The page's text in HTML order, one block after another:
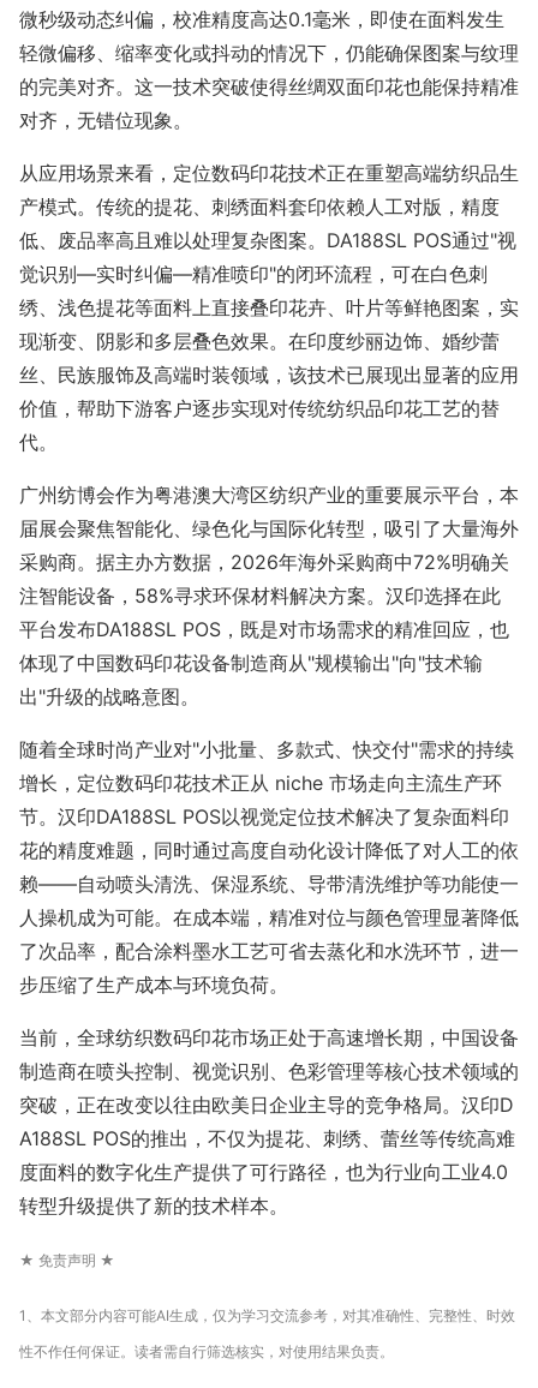
微秒级动态纠偏，校准精度高达0.1毫米，即使在面料发生
轻微偏移、缩率变化或抖动的情况下，仍能确保图案与纹理
的完美对齐。这一技术突破使得丝绸双面印花也能保持精准
对齐，无错位现象。
从应用场景来看，定位数码印花技术正在重塑高端纺织品生
产模式。传统的提花、刺绣面料套印依赖人工对版，精度
低、废品率高且难以处理复杂图案。DA188SL POS通过"视
觉识别—实时纠偏—精准喷印"的闭环流程，可在白色刺
绣、浅色提花等面料上直接叠印花卉、叶片等鲜艳图案，实
现渐变、阴影和多层叠色效果。在印度纱丽边饰、婚纱蕾
丝、民族服饰及高端时装领域，该技术已展现出显著的应用
价值，帮助下游客户逐步实现对传统纺织品印花工艺的替
代。
广州纺博会作为粤港澳大湾区纺织产业的重要展示平台，本
届展会聚焦智能化、绿色化与国际化转型，吸引了大量海外
采购商。据主办方数据，2026年海外采购商中72%明确关
注智能设备，58%寻求环保材料解决方案。汉印选择在此
平台发布DA188SL POS，既是对市场需求的精准回应，也
体现了中国数码印花设备制造商从"规模输出"向"技术输
出"升级的战略意图。
随着全球时尚产业对"小批量、多款式、快交付"需求的持续
增长，定位数码印花技术正从 niche 市场走向主流生产环
节。汉印DA188SL POS以视觉定位技术解决了复杂面料印
花的精度难题，同时通过高度自动化设计降低了对人工的依
赖——自动喷头清洗、保湿系统、导带清洗维护等功能使一
人操机成为可能。在成本端，精准对位与颜色管理显著降低
了次品率，配合涂料墨水工艺可省去蒸化和水洗环节，进一
步压缩了生产成本与环境负荷。
当前，全球纺织数码印花市场正处于高速增长期，中国设备
制造商在喷头控制、视觉识别、色彩管理等核心技术领域的
突破，正在改变以往由欧美日企业主导的竞争格局。汉印D
A188SL POS的推出，不仅为提花、刺绣、蕾丝等传统高难
度面料的数字化生产提供了可行路径，也为行业向工业4.0
转型升级提供了新的技术样本。
★ 免责声明 ★
1、本文部分内容可能AI生成，仅为学习交流参考，对其准确性、完整性、时效
性不作任何保证。读者需自行筛选核实，对使用结果负责。